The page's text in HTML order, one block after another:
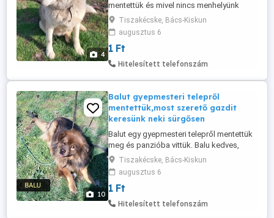
4
mentettük és mivel nincs menhelyünk
helyeztünk el panzióban. Logan a korát
hazudtolja - pedig már 10 éves - oltva,
chippelve, ivartalanítva várja a gazdit.
Bízunk a csodában, bízunk abba, hogy
sikerül neki is megtalálni a szerető
Tiszakécske, Bács-Kiskun
augusztus 6
1 Ft
Hitelesített telefonszám
10
Balut gyepmesteri telepről
mentettük,most szerető gazdit
keresünk neki sürgősen
Balut egy gyepmesteri telepről mentettük
meg és panzióba vittük. Balu kedves,
aranyos, barátságos 5 éves kutyus, aki
oltva, chippelve, ivartalanítva várja a
gazdit. (marm: 40 cm, súly: 17kg) Bízunk a
csodában, bízunk abba, hogy sikerül neki
is megtalálni a szerető családot, a szerető
Tiszakécske, Bács-Kiskun
augusztus 6
1 Ft
Hitelesített telefonszám